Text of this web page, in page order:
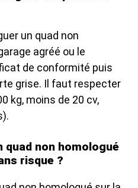
un quad non
agréé ou le
de conformité puis
grise. Il faut respecter
kg, moins de 20 cv,
quad non homologué
risque ?